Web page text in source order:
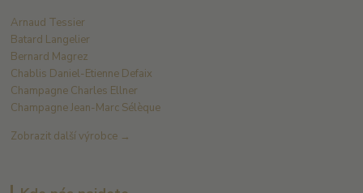
Arnaud Tessier
Batard Langelier
Bernard Magrez
Chablis Daniel-Etienne Defaix
Champagne Charles Ellner
Champagne Jean-Marc Sélèque
Zobrazit další výrobce →